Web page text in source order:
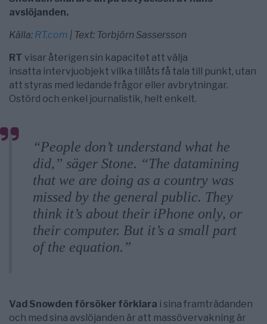
avslöjanden.
Källa: RT.com | Text: Torbjörn Sassersson
RT visar återigen sin kapacitet att välja
insatta intervjuobjekt vilka tillåts få tala till punkt, utan
att styras med ledande frågor eller avbrytningar.
Ostörd och enkel journalistik, helt enkelt.
“People don’t understand what he
did,” säger Stone. “The datamining
that we are doing as a country was
missed by the general public. They
think it’s about their iPhone only, or
their computer. But it’s a small part
of the equation.”
Vad Snowden försöker förklara i sina framträdanden
och med sina avslöjanden är att massövervakning är